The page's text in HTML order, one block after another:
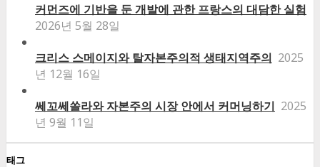
커먼즈에 기반을 둔 개발에 관한 프랑스의 대담한 실험
2026년 5월 28일
크리스 스메이지와 탈자본주의적 생태지역주의 2025
년 12월 16일
쎄꼬쎄쏠라와 자본주의 시장 안에서 커머닝하기 2025
년 9월 11일
태그